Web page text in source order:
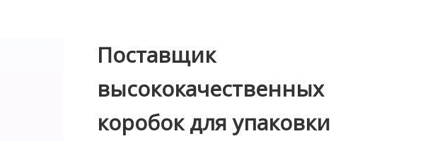
Поставщик
высококачественных
коробок для упаковки